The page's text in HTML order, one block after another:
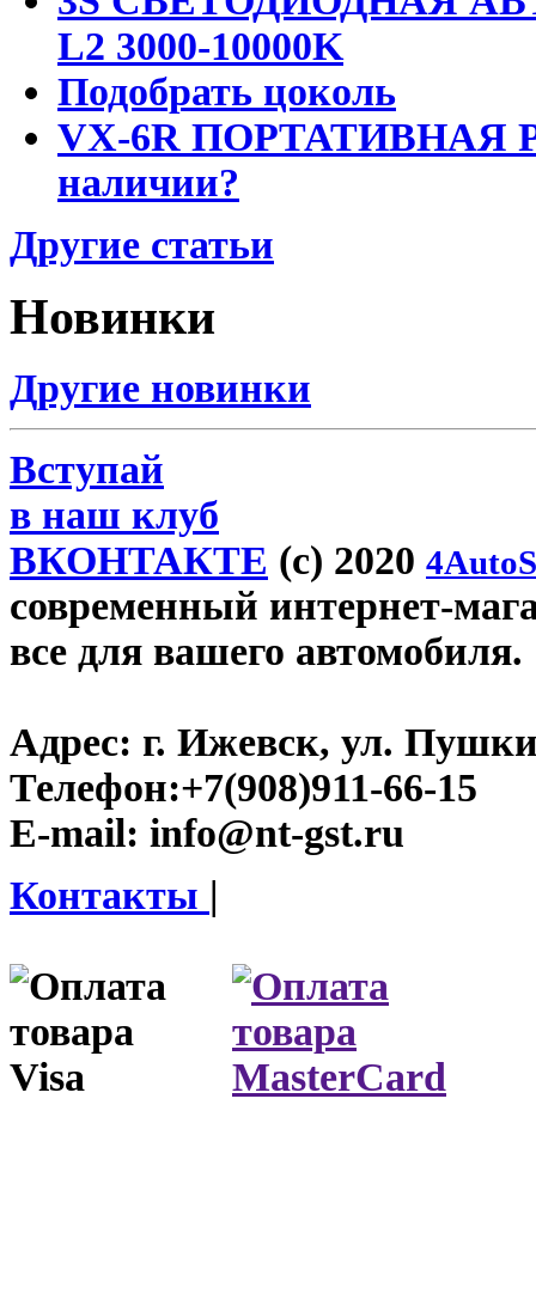
L2 3000-10000K
Подобрать цоколь
VX-6R ПОРТАТИВНАЯ
наличии?
Другие статьи
Новинки
Другие новинки
Вступай
в наш клуб
ВКОНТАКТЕ (c) 2020
современный интернет-
все для вашего автомобиля.
Адрес: г. Ижевск, ул.
Телефон:+7(908)911-66-15
E-mail: info@nt-gst.ru
Контакты |